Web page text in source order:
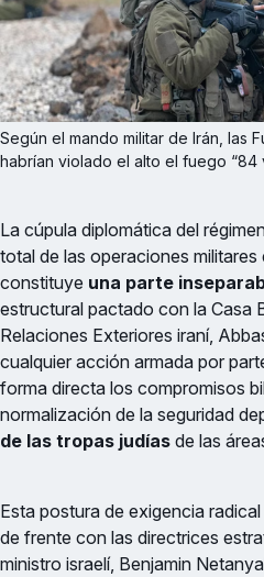
Según el mando militar de Irán, las
habrían violado el alto el fuego “84
La cúpula diplomática del
total de las operaciones militares
constituye una parte
estructural pactado con la Casa
Relaciones Exteriores iraní,
cualquier acción armada por
forma directa los compromisos
normalización de la seguridad
de las tropas judías de las
Esta postura de exigencia
de frente con las directrices
ministro israelí, Benjamin